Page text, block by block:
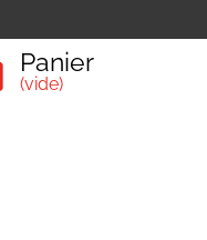
Panier
(vide)